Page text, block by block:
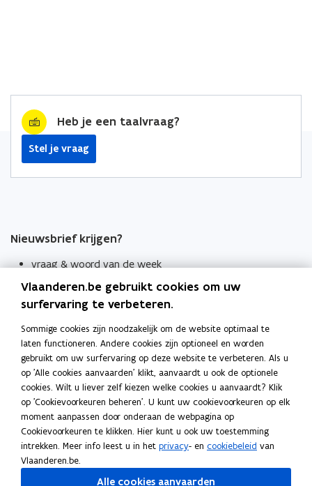
Heb je een taalvraag?
Stel je vraag
Nieuwsbrief krijgen?
vraag & woord van de week
wekelijks in je mailbox
Schrijf je in
Thema's
Taaladviezen
Spellingregels
Tips voor duidelijke taal
Bekijk ook
Spellingtests
Vlaanderen.be gebruikt cookies om uw
surfervaring te verbeteren.
Sommige cookies zijn noodzakelijk om de website optimaal te
laten functioneren. Andere cookies zijn optioneel en worden
gebruikt om uw surfervaring op deze website te verbeteren. Als u
op 'Alle cookies aanvaarden' klikt, aanvaardt u ook de optionele
cookies. Wilt u liever zelf kiezen welke cookies u aanvaardt? Klik
op 'Cookievoorkeuren beheren'. U kunt uw cookievoorkeuren op elk
moment aanpassen door onderaan de webpagina op
Cookievoorkeuren te klikken. Hier kunt u ook uw toestemming
intrekken. Meer info leest u in het privacy- en cookiebeleid van
Vlaanderen.be.
Alle cookies aanvaarden